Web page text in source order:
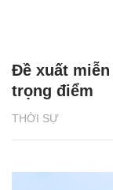
THỜI SỰ
Đề xuất
trọng điểm